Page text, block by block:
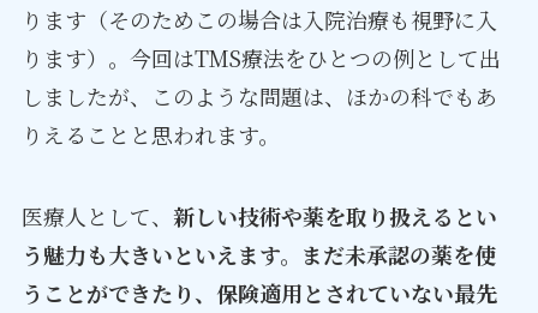
ります（そのためこの場合は入院治療も視野に入
ります）。今回はTMS療法をひとつの例として出
しましたが、このような問題は、ほかの科でもあ
りえることと思われます。
医療人として、 新しい技術や薬を取り扱えるとい
う魅力も大きいといえます。まだ未承認の薬を使
うことができたり、保険適用とされていない最先